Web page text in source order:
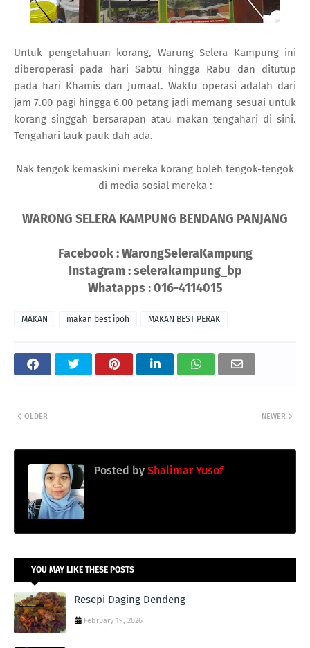
Untuk pengetahuan korang, Warung Selera Kampung ini
diberoperasi pada hari Sabtu hingga Rabu dan ditutup
pada hari Khamis dan Jumaat. Waktu operasi adalah dari
jam 7.00 pagi hingga 6.00 petang jadi memang sesuai untuk
korang singgah bersarapan atau makan tengahari di sini.
Tengahari lauk pauk dah ada.
Nak tengok kemaskini mereka korang boleh tengok-tengok
di media sosial mereka :
WARONG SELERA KAMPUNG BENDANG PANJANG
Facebook : WarongSeleraKampung
Instagram : selerakampung_bp
Whatapps : 016-4114015
MAKAN makan best ipoh MAKAN BEST PERAK
NEWER
OLDER
Posted by Shalimar Yusof
YOU MAY LIKE THESE POSTS
Resepi Daging Dendeng
February 19, 2026